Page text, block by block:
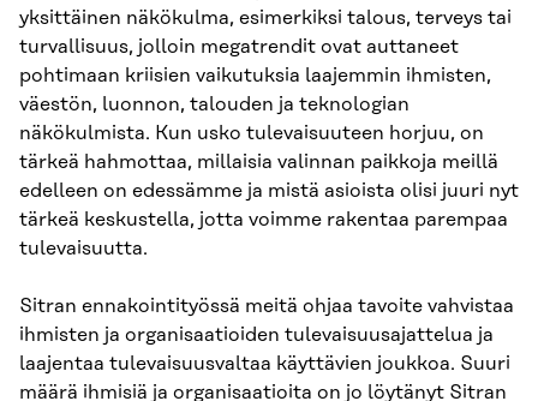
yksittäinen näkökulma, esimerkiksi talous, terveys tai
turvallisuus, jolloin megatrendit ovat auttaneet
pohtimaan kriisien vaikutuksia laajemmin ihmisten,
väestön, luonnon, talouden ja teknologian
näkökulmista. Kun usko tulevaisuuteen horjuu, on
tärkeä hahmottaa, millaisia valinnan paikkoja meillä
edelleen on edessämme ja mistä asioista olisi juuri nyt
tärkeä keskustella, jotta voimme rakentaa parempaa
tulevaisuutta.
Sitran ennakointityössä meitä ohjaa tavoite vahvistaa
ihmisten ja organisaatioiden tulevaisuusajattelua ja
laajentaa tulevaisuusvaltaa käyttävien joukkoa. Suuri
määrä ihmisiä ja organisaatioita on jo löytänyt Sitran